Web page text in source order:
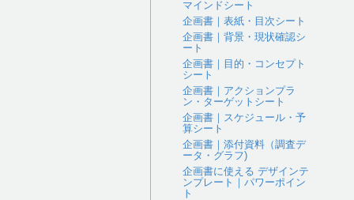
マインドシート
企画書｜表紙・目次シート
企画書｜背景・現状確認シ
ート
企画書｜目的・コンセプト
シート
企画書｜アクションプラ
ン・ターゲットシート
企画書｜スケジュール・予
算シート
企画書｜添付資料（調査デ
ータ・グラフ)
企画書に使える デザインテ
ンプレート｜パワーポイン
ト